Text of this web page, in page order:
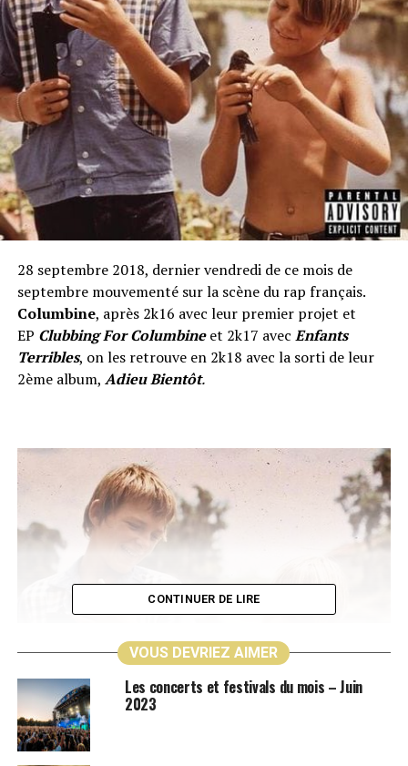
28 septembre 2018, dernier vendredi de ce mois de
septembre mouvementé sur la scène du rap français.
Columbine, après 2k16 avec leur premier projet et
EP Clubbing For Columbine et 2k17 avec Enfants
Terribles, on les retrouve en 2k18 avec la sorti de leur
2ème album, Adieu Bientôt.
CONTINUER DE LIRE
VOUS DEVRIEZ AIMER
Les concerts et festivals du mois – Juin
2023